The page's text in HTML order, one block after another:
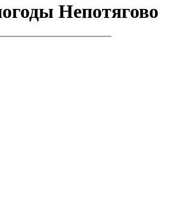
Непотягово